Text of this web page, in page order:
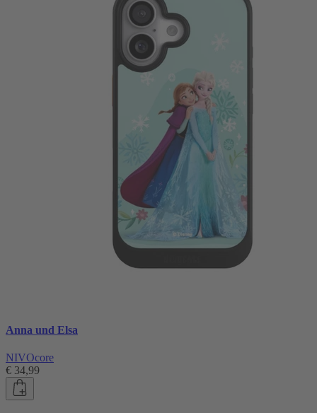
Anna und Elsa
NIVOcore
€ 34,99